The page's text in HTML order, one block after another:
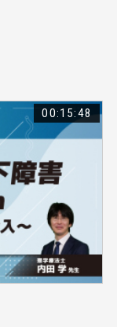
00:15:48